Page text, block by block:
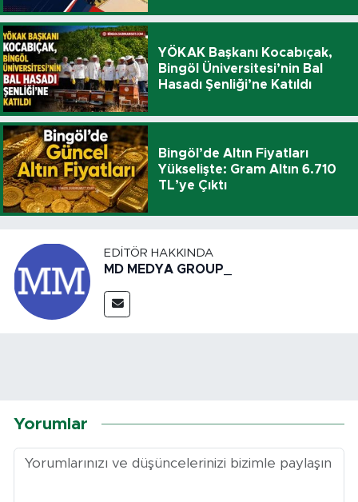
YÖKAK Başkanı Kocabıçak,
Bingöl Üniversitesi’nin Bal
Hasadı Şenliği’ne Katıldı
Bingöl’de Altın Fiyatları
Yükselişte: Gram Altın 6.710
TL’ye Çıktı
EDITÖR HAKKINDA
MD MEDYA GROUP_
Yorumlar